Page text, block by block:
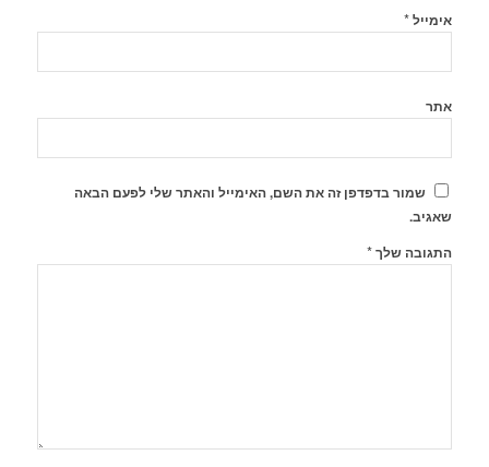
אימייל*
אתר
שמור בדפדפן זה את השם, האימייל והאתר שלי לפעם הבאה
שאגיב.
התגובה שלך*